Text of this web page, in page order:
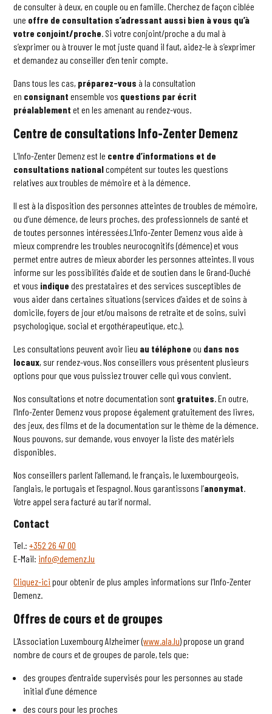
de consulter à deux, en couple ou en famille. Cherchez de façon ciblée
une offre de consultation s’adressant aussi bien à vous qu’à
votre conjoint/proche. Si votre conjoint/proche a du mal à
s’exprimer ou à trouver le mot juste quand il faut, aidez-le à s’exprimer
et demandez au conseiller d’en tenir compte.
Dans tous les cas, préparez-vous à la consultation
en consignant ensemble vos questions par écrit
préalablement et en les amenant au rendez-vous.
Centre de consultations Info-Zenter Demenz
L’Info-Zenter Demenz est le centre d’informations et de
consultations nationalcompétent sur toutes les questions
relatives aux troubles de mémoire et à la démence.
Il est à la disposition des personnes atteintes de troubles de mémoire,
ou d’une démence, de leurs proches, des professionnels de santé et
de toutes personnes intéressées.L’Info-Zenter Demenz vous aide à
mieux comprendre les troubles neurocognitifs (démence) et vous
permet entre autres de mieux aborder les personnes atteintes. Il vous
informe sur les possibilités d’aide et de soutien dans le Grand-Duché
et vous indique des prestataires et des services susceptibles de
vous aider dans certaines situations (services d’aides et de soins à
domicile, foyers de jour et/ou maisons de retraite et de soins, suivi
psychologique, social et ergothérapeutique, etc.).
Les consultations peuvent avoir lieu au téléphone ou dans nos
locaux, sur rendez-vous. Nos conseillers vous présentent plusieurs
options pour que vous puissiez trouver celle qui vous convient.
Nos consultations et notre documentation sont gratuites. En outre,
l’Info-Zenter Demenz vous propose également gratuitement des livres,
des jeux, des films et de la documentation sur le thème de la démence.
Nous pouvons, sur demande, vous envoyer la liste des matériels
disponibles.
Nos conseillers parlent l’allemand, le français, le luxembourgeois,
l’anglais, le portugais et l’espagnol. Nous garantissons l’anonymat.
Votre appel sera facturé au tarif normal.
Contact
Tel.:+352 26 47 00
E-Mail: info@demenz.lu
Cliquez-ici pour obtenir de plus amples informations sur l’Info-Zenter
Demenz.
Offres de cours et de groupes
L’Association Luxembourg Alzheimer (www.ala.lu) propose un grand
nombre de cours et de groupes de parole, tels que:
des groupes d’entraide supervisés pour les personnes au stade
initial d’une démence
des cours pour les proches